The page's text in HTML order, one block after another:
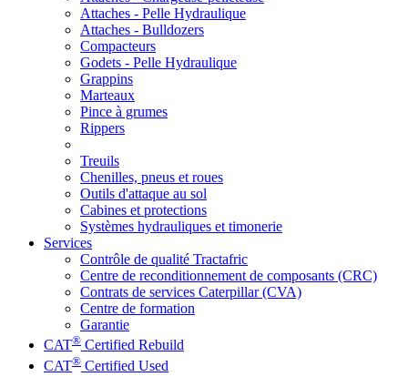
Attaches - Pelle Hydraulique
Attaches - Bulldozers
Compacteurs
Godets - Pelle Hydraulique
Grappins
Marteaux
Pince à grumes
Rippers
Treuils
Chenilles, pneus et roues
Outils d'attaque au sol
Cabines et protections
Systèmes hydrauliques et timonerie
Services
Contrôle de qualité Tractafric
Centre de reconditionnement de composants (CRC)
Contrats de services Caterpillar (CVA)
Centre de formation
Garantie
CAT® Certified Rebuild
CAT® Certified Used